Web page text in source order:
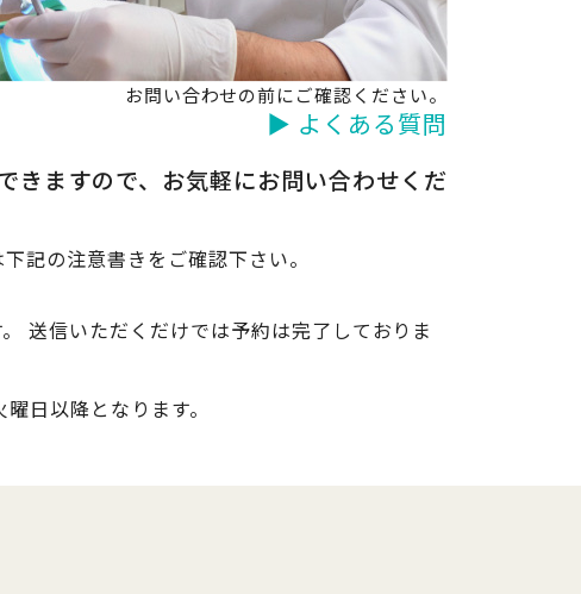
お問い合わせの前にご確認ください。
▶ よくある質問
きますので、お気軽にお問い合わせくだ
記の注意書きをご確認下さい。
送信いただくだけでは予約は完了しておりま
日以降となります。